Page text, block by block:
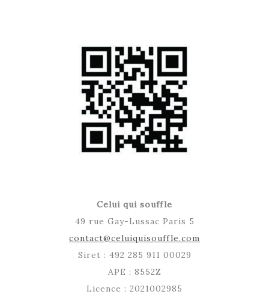
Celui qui souffle
49 rue Gay-Lussac Paris 5
contact@celuiquisouffle.com
Siret : 492 285 911 00029
APE : 8552Z
Licence : 2021002985